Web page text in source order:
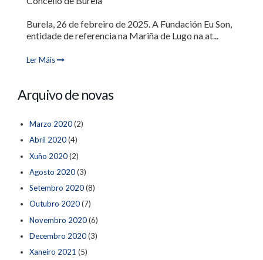
Burela, 26 de febreiro de 2025. A Fundación Eu Son,
entidade de referencia na Mariña de Lugo na at...
Ler Máis
Arquivo de novas
Marzo 2020(2)
Abril 2020(4)
Xuño 2020(2)
Agosto 2020(3)
Setembro 2020(8)
Outubro 2020(7)
Novembro 2020(6)
Decembro 2020(3)
Xaneiro 2021 (5)